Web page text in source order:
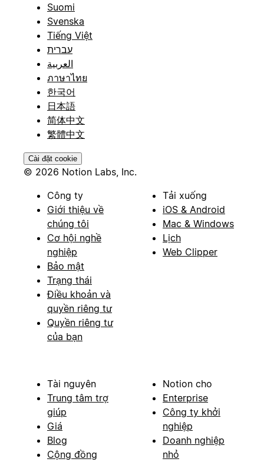
Suomi
Svenska
Tiếng Việt
עברית
العربية
ภาษาไทย
한국어
日本語
简体中文
繁體中文
Cài đặt cookie
© 2026 Notion Labs, Inc.
Công ty
Giới thiệu về
chúng tôi
Cơ hội nghề
nghiệp
Bảo mật
Trạng thái
Điều khoản và
quyền riêng tư
Quyền riêng tư
của bạn
Tải xuống
iOS & Android
Mac & Windows
Lịch
Web Clipper
Tài nguyên
Trung tâm trợ
giúp
Giá
Blog
Cộng đồng
Notion cho
Enterprise
Công ty khởi
nghiệp
Doanh nghiệp
nhỏ